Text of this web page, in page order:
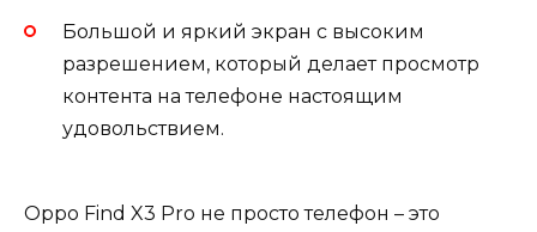
Большой и яркий экран с высоким
разрешением, который делает просмотр
контента на телефоне настоящим
удовольствием.
Оppo Find X3 Pro не просто телефон – это